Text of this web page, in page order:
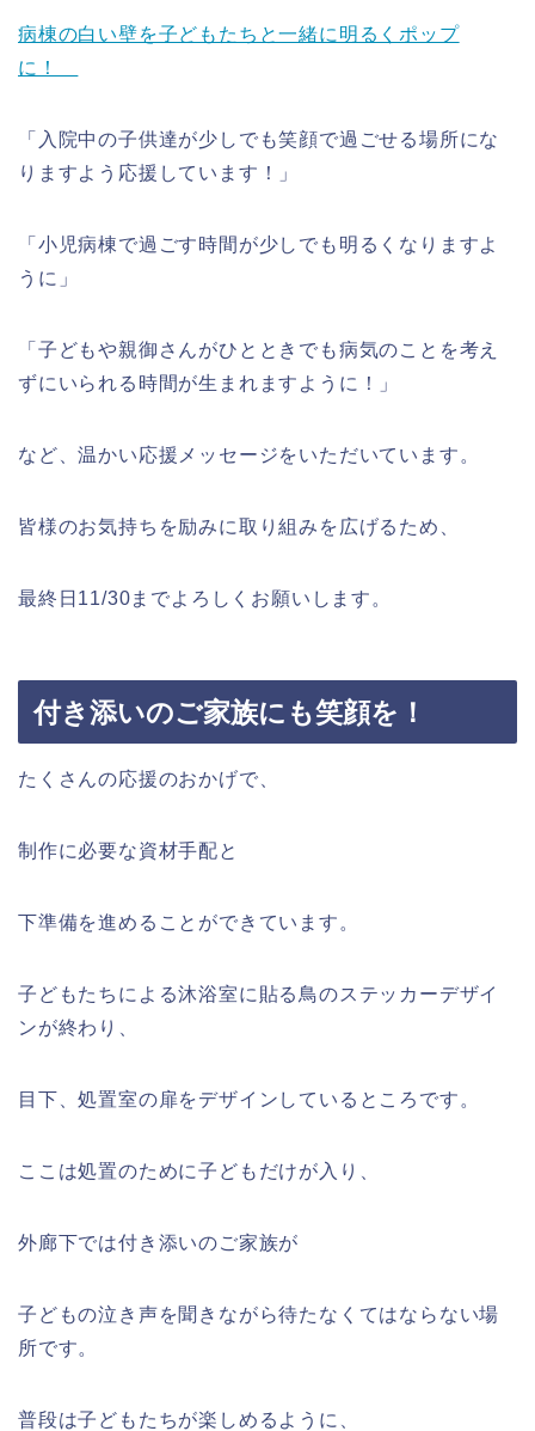
病棟の白い壁を子どもたちと一緒に明るくポップ
に！
「入院中の子供達が少しでも笑顔で過ごせる場所にな
りますよう応援しています！」
「小児病棟で過ごす時間が少しでも明るくなりますよ
うに」
「子どもや親御さんがひとときでも病気のことを考え
ずにいられる時間が生まれますように！」
など、温かい応援メッセージをいただいています。
皆様のお気持ちを励みに取り組みを広げるため、
最終日11/30までよろしくお願いします。
付き添いのご家族にも笑顔を！
たくさんの応援のおかげで、
制作に必要な資材手配と
下準備を進めることができています。
子どもたちによる沐浴室に貼る鳥のステッカーデザイ
ンが終わり、
目下、処置室の扉をデザインしているところです。
ここは処置のために子どもだけが入り、
外廊下では付き添いのご家族が
子どもの泣き声を聞きながら待たなくてはならない場
所です。
普段は子どもたちが楽しめるように、